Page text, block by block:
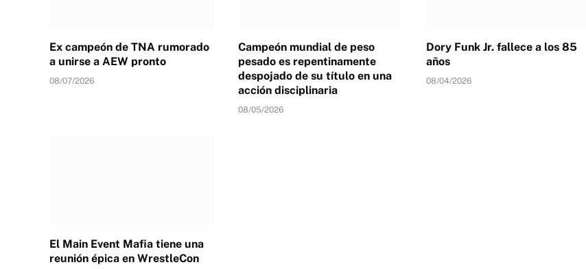
Ex campeón de TNA rumorado
a unirse a AEW pronto
08/07/2026
Campeón mundial de peso
pesado es repentinamente
despojado de su título en una
acción disciplinaria
08/05/2026
Dory Funk Jr. fallece a los 85
años
08/04/2026
El Main Event Mafia tiene una
reunión épica en WrestleCon